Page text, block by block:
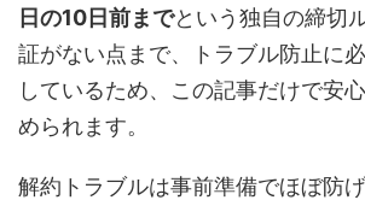
日の10日前までという独自の締切
証がない点まで、トラブル防止に
しているため、この記事だけで安
められます。
解約トラブルは事前準備でほぼ防